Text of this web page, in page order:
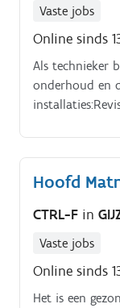
Vaste jobs
Online sinds
Als technieker
onderhoud en
metingen
noodzakelijk
Hoofd
CTRL-F in
Vaste jobs
Online sinds
Het is een